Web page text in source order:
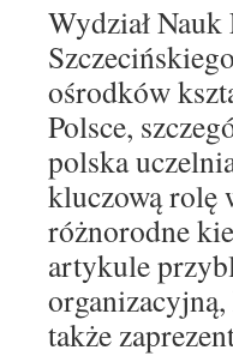
Wydział
ośrodków
Polsce,
polska
kluczową rolę
różnorodne
artykule
także